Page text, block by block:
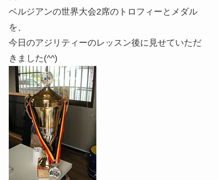
ベルジアンの世界大会2席のトロフィーとメダル
を、
今日のアジリティーのレッスン後に見せていただ
きました(^^)